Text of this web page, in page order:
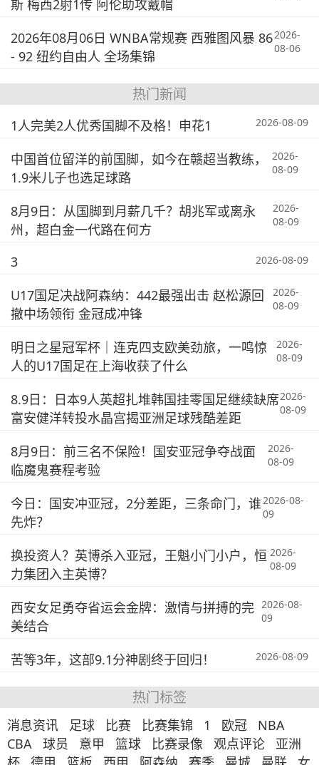
斯 梅西2射1传 阿伦助攻戴帽
2026年08月06日 WNBA常规赛 西雅图风暴 86
- 92 纽约自由人 全场集锦
2026-
08-06
热门新闻
1人完美2人优秀国脚不及格！申花1 2026-08-09
中国首位留洋的前国脚，如今在赣超当教练，
1.9米儿子也选足球路
2026-
08-09
8月9日：从国脚到月薪几千？胡兆军或离永
州，超白金一代路在何方
2026-
08-09
3 2026-08-09
U17国足决战阿森纳：442最强出击 赵松源回
撤中场领衔 金冠成冲锋
2026-
08-09
明日之星冠军杯｜连克四支欧美劲旅，一鸣惊
人的U17国足在上海收获了什么
2026-
08-09
8.9日：日本9人英超扎堆韩国挂零国足继续缺席
富安健洋转投水晶宫揭亚洲足球残酷差距
2026-
08-09
8月9日：前三名不保险！国安亚冠争夺战面
临魔鬼赛程考验
2026-
08-09
今日：国安冲亚冠，2分差距，三条命门，谁
先炸？
2026-08-
09
换投资人？英博杀入亚冠，王魁小门小户，恒
力集团入主英博？
2026-
08-09
西安女足勇夺省运会金牌：激情与拼搏的完
美结合
2026-08-
09
苦等3年，这部9.1分神剧终于回归！ 2026-08-09
热门标签
消息资讯 足球 比赛 比赛集锦 1 欧冠
NBA
CBA
球员 意甲 篮球 比赛录像 观点评论
亚洲